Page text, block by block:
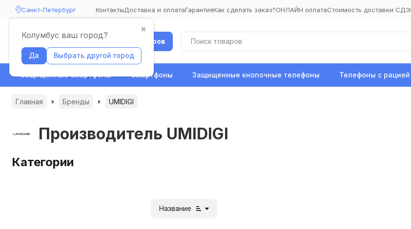
Санкт-Петербург
✖
Колумбус ваш город?
Да Выбрать другой город
КонтактыДоставка и оплатаГарантияКак сделать заказ?ОНЛАЙН оплатаСтоимость доставки
Каталог товаров
Защищенные смартфоны Смартфоны Защищенные кнопочные телефоны Телефоны с рацией
Главная Бренды UMIDIGI
Производитель UMIDIGI
Категории
Название